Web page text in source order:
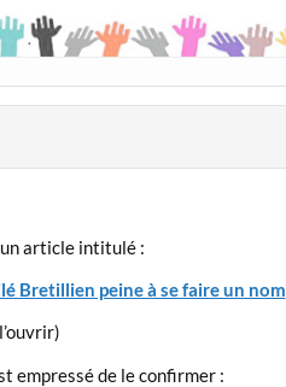
article intitulé :
Bretillien peine à se faire un nom
empressé de le confirmer :